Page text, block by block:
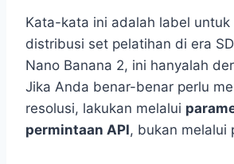
Kata-kata ini adalah label untuk
distribusi set pelatihan di era
Nano Banana 2, ini hanyalah
Jika Anda benar-benar perlu
resolusi, lakukan melalui
permintaan API, bukan melalui